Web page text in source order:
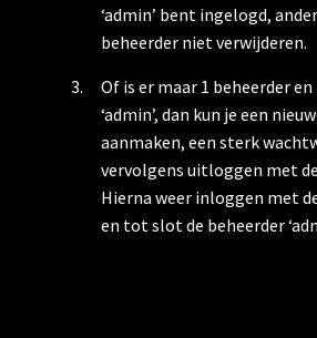
‘admin’ bent ingelogd,
beheerder niet verwijderen.
Of is er maar 1 beheerder
‘admin’, dan kun je een
aanmaken, een sterk
vervolgens uitloggen met
Hierna weer inloggen met
en tot slot de beheerder